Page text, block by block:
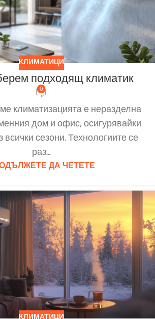
КЛИМАТИЦИ
подходящ климатик
0
климатизацията е неразделна
дом и офис, осигурявайки
сезони. Технологиите се
раз...
ДА ЧЕТЕТЕ